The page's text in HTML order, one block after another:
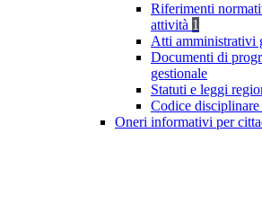
Riferimenti
attività 1
Atti amministrativi
Documenti di
gestionale
Statuti e leggi
Codice
Oneri informativi per